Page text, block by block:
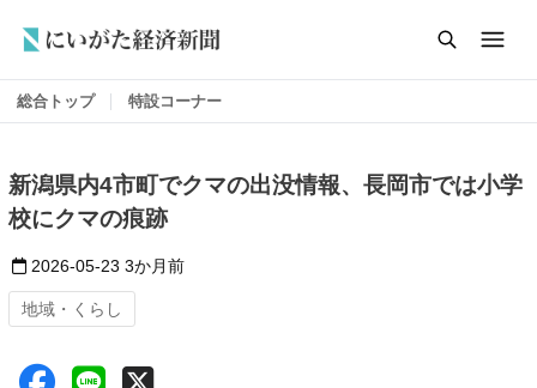
総合トップ 特設コーナー
新潟県内4市町でクマの出没情報、長岡市では小学
校にクマの痕跡
2026-05-23 3か月前
地域・くらし